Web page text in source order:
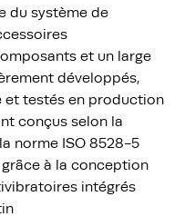
du système de
et un large
développés,
et testés en production
conçus selon la
norme ISO 8528-5
à la conception
intégrés